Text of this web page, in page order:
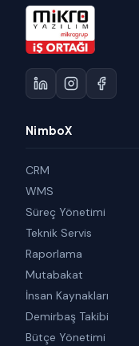
NimboX
CRM
WMS
Süreç Yönetimi
Teknik Servis
Raporlama
Mutabakat
İnsan Kaynakları
Demirbaş Takibi
Bütçe Yönetimi